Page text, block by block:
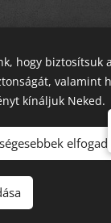
STIL GALLERY
hogy biztosítsuk
valamint
kínáljuk Neked.